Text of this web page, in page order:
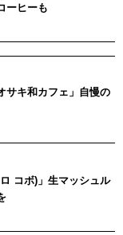
ーヒーも
サキ和カフェ」自慢の
コボ)」生マッシュル